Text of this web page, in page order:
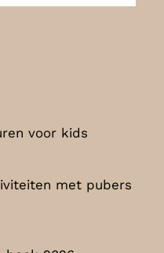
voor kids
met pubers